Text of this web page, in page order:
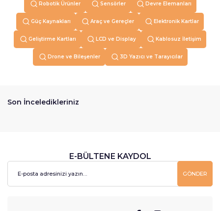
Robotik Ürünler Sensörler Devre Elemanları
Güç Kaynakları Araç ve Gereçler Elektronik Kartlar
Geliştirme Kartları LCD ve Display Kablosuz İletişim
Drone ve Bileşenler 3D Yazıcı ve Tarayıcılar
Son İnceledikleriniz
E-BÜLTENE KAYDOL
GÖNDER